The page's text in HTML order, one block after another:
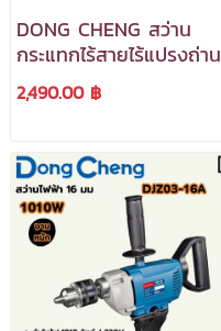
DONG CHENG สว่าน
กระแทกไร้สายไร้แปรงถ่าน
3 ระบบ 20v. รุ่น DCJZ03-
13 (Type Z) ***สามารถ
2,490.00 ฿